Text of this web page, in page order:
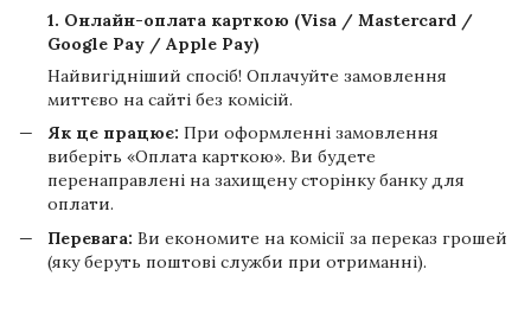
1. Онлайн-оплата карткою (Visa / Mastercard /
Google Pay / Apple Pay)
Найвигідніший спосіб! Оплачуйте замовлення
миттєво на сайті без комісій.
Як це працює: При оформленні замовлення
виберіть «Оплата карткою». Ви будете
перенаправлені на захищену сторінку банку для
оплати.
Перевага: Ви економите на комісії за переказ грошей
(яку беруть поштові служби при отриманні).